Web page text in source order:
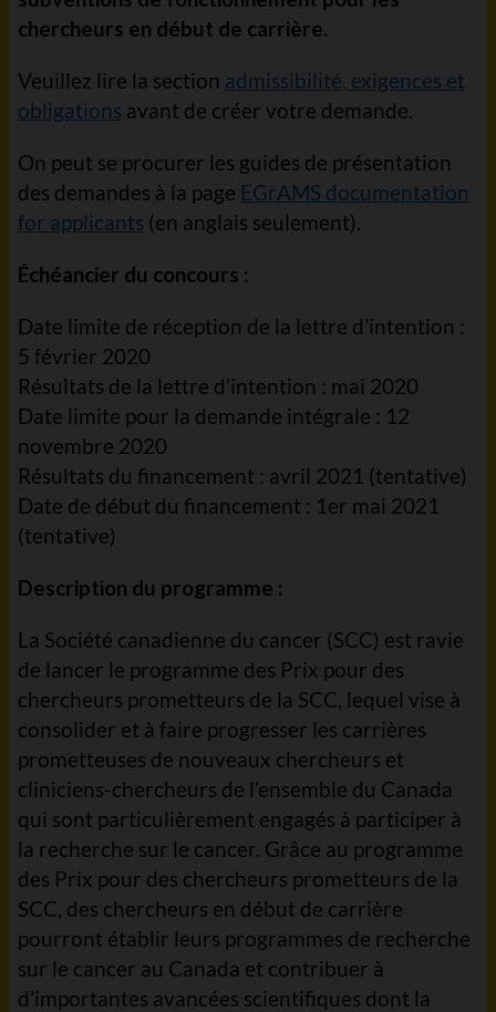
chercheurs en début de carrière.
Veuillez lire la section admissibilité, exigences et
obligations avant de créer votre demande.
On peut se procurer les guides de présentation
des demandes à la page EGrAMS documentation
for applicants (en anglais seulement).
Échéancier du concours :
Date limite de réception de la lettre d’intention :
5 février 2020
Résultats de la lettre d’intention : mai 2020
Date limite pour la demande intégrale : 12
novembre 2020
Résultats du financement : avril 2021 (tentative)
Date de début du financement : 1er mai 2021
(tentative)
Description du programme :
La Société canadienne du cancer (SCC) est ravie
de lancer le programme des Prix pour des
chercheurs prometteurs de la SCC, lequel vise à
consolider et à faire progresser les carrières
prometteuses de nouveaux chercheurs et
cliniciens-chercheurs de l’ensemble du Canada
qui sont particulièrement engagés à participer à
la recherche sur le cancer. Grâce au programme
des Prix pour des chercheurs prometteurs de la
SCC, des chercheurs en début de carrière
pourront établir leurs programmes de recherche
sur le cancer au Canada et contribuer à
d’importantes avancées scientifiques dont la